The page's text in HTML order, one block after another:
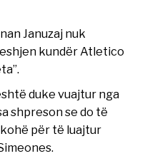
Januzaj nuk
kundër Atletico
duke vuajtur nga
shpreson se do të
për të luajtur